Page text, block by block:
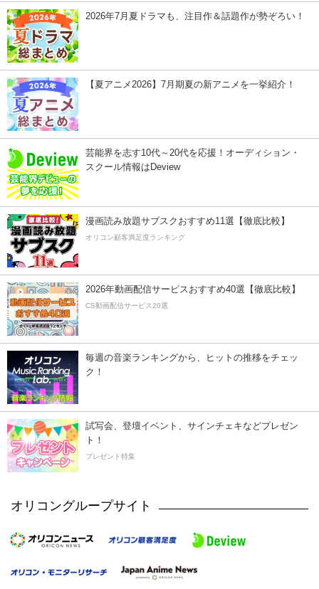
2026年7月夏ドラマも、注目作＆話題作が勢ぞろい！
【夏アニメ2026】7月期夏の新アニメを一挙紹介！
芸能界を志す10代～20代を応援！オーディション・
スクール情報はDeview
漫画読み放題サブスクおすすめ11選【徹底比較】
オリコン顧客満足度ランキング
2026年動画配信サービスおすすめ40選【徹底比較】
CS動画配信サービス20選
毎週の音楽ランキングから、ヒットの推移をチェッ
ク！
試写会、登壇イベント、サインチェキなどプレゼン
ト！
プレゼント特集
オリコングループサイト